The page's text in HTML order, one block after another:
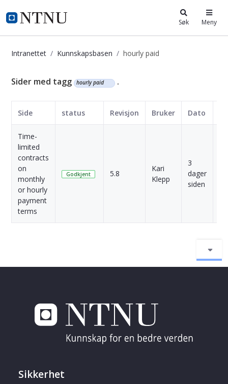
i.ntnu.no Søk Meny
Intranettet Kunnskapsbasen hourly paid
Kunnskapsbasen
Sider med tagg hourly paid .
Side status Revisjon Bruker Dato
Time-
limited
contracts
on
monthly
or hourly
payment
terms
Godkjent 5.8
Kari
Klepp
3
dager
siden
Sikkerhet